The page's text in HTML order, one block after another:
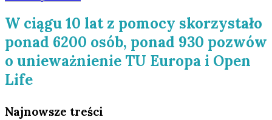
W ciągu 10 lat z pomocy skorzystało
ponad 6200 osób, ponad 930 pozwów
o unieważnienie TU Europa i Open
Life
Najnowsze treści